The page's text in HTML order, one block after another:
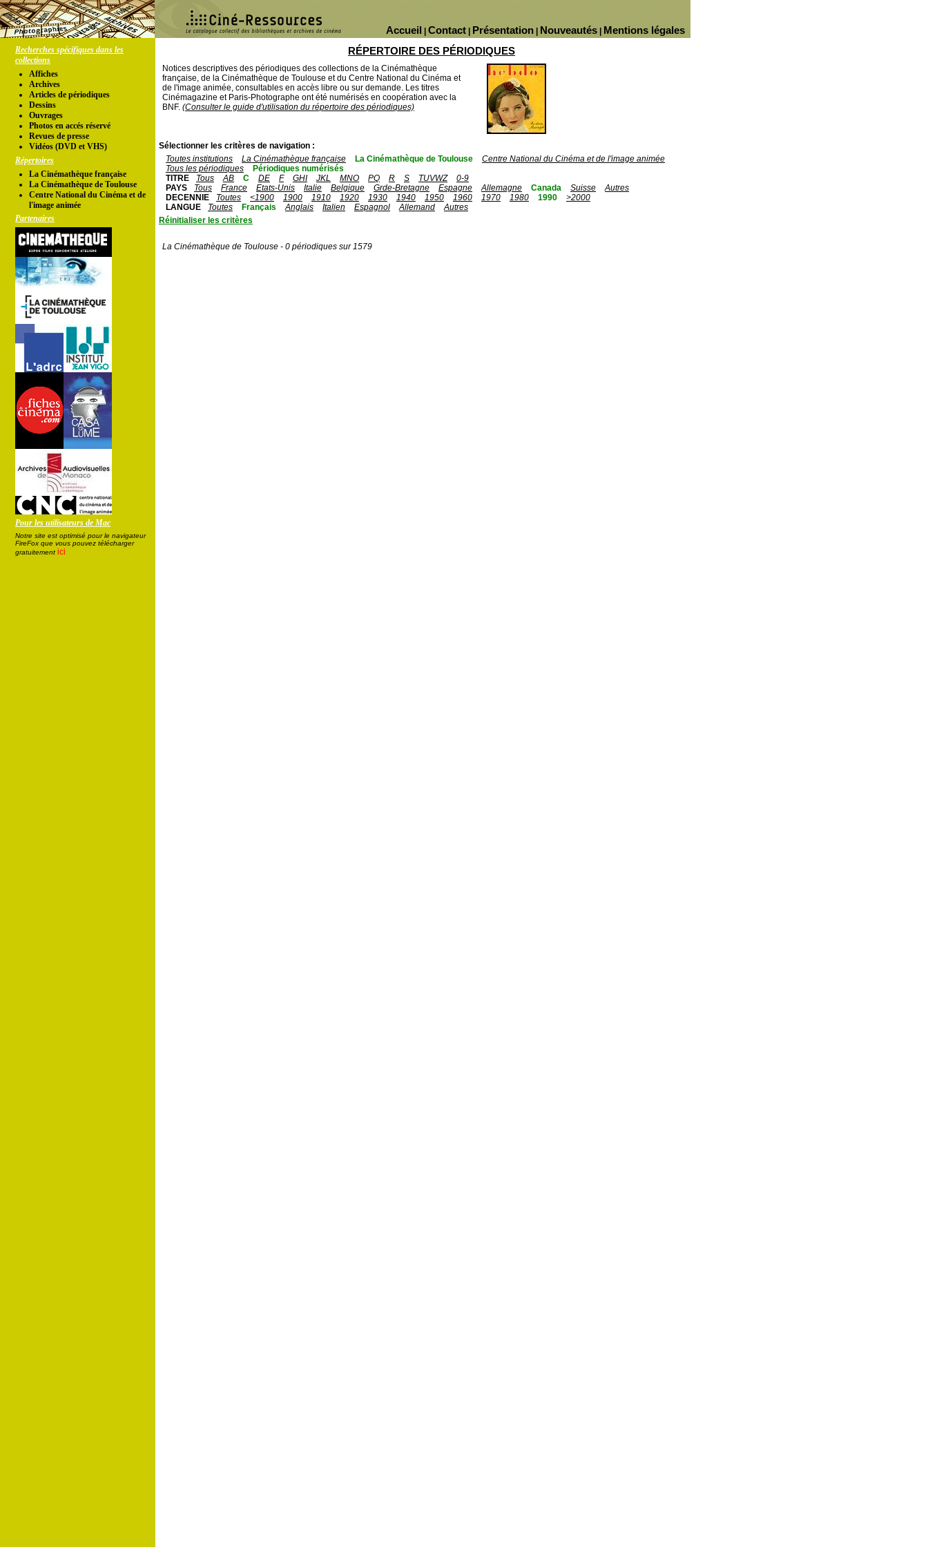
Mentions légales
Nouveautés
Présentation
Contact
Accueil
Recherches spécifiques dans les
collections
Affiches
Archives
Articles de périodiques
Dessins
Ouvrages
Photos en accés réservé
Revues de presse
Vidéos (DVD et VHS)
Répertoires
La Cinémathèque française
La Cinémathèque de Toulouse
Centre National du Cinéma et de
l'image animée
Partenaires
Pour les utilisateurs de Mac
Notre site est optimisé pour le navigateur
FireFox que vous pouvez télécharger
gratuitement ici
RÉPERTOIRE DES PÉRIODIQUES
Notices descriptives des périodiques des collections de la Cinémathèque
française, de la Cinémathèque de Toulouse et du Centre National du Cinéma et
de l'image animée, consultables en accès libre ou sur demande. Les titres
Cinémagazine et Paris-Photographe ont été numérisés en coopération avec la
BNF. (Consulter le guide d'utilisation du répertoire des périodiques)
Sélectionner les critères de navigation :
Toutes institutions
La Cinémathèque française La Cinémathèque de Toulouse
Centre National du Cinéma et de l'image animée
Tous les périodiques
Périodiques numérisés
TITRE
Tous AB C DE F GHI JKL MNO PQ R S TUVWZ
0-9
PAYS
Tous France Etats-Unis Italie Belgique Grde-Bretagne Espagne Allemagne Canada Suisse
Autres
DECENNIE
Toutes <1900 1900 1910 1920 1930 1940 1950 1960 1970 1980 1990
>2000
LANGUE
Toutes Français Anglais Italien Espagnol Allemand
Autres
Réinitialiser les critères
La Cinémathèque de Toulouse - 0 périodiques sur 1579